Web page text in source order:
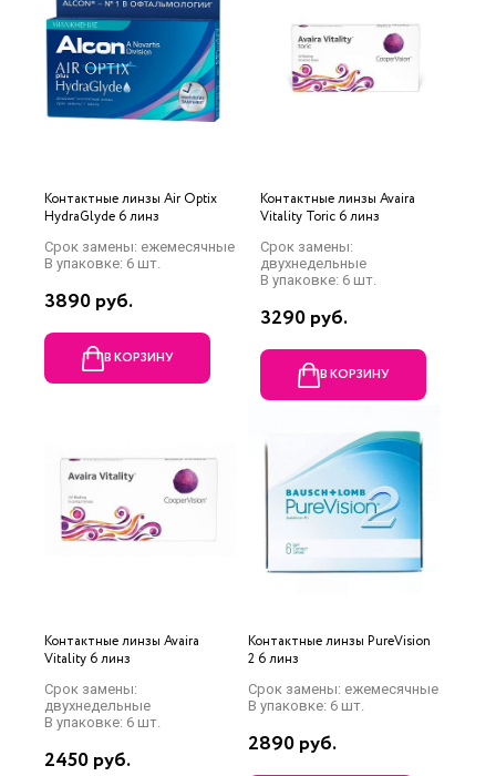
Контактные линзы Air Optix
HydraGlyde 6 линз
Срок замены: ежемесячные
В упаковке: 6 шт.
3890 руб.
В КОРЗИНУ
Контактные линзы Avaira
Vitality Toric 6 линз
Срок замены:
двухнедельные
В упаковке: 6 шт.
3290 руб.
В КОРЗИНУ
Контактные линзы Avaira
Vitality 6 линз
Срок замены:
двухнедельные
В упаковке: 6 шт.
2450 руб.
Контактные линзы PureVision
2 6 линз
Срок замены: ежемесячные
В упаковке: 6 шт.
2890 руб.